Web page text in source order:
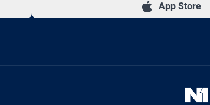
App Store